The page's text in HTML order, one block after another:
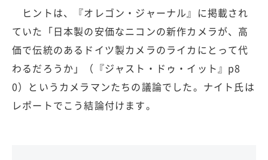
ヒントは、『オレゴン・ジャーナル』に掲載され
ていた「日本製の安価なニコンの新作カメラが、高
価で伝統のあるドイツ製カメラのライカにとって代
わるだろうか」（『ジャスト・ドゥ・イット』p8
0）というカメラマンたちの議論でした。ナイト氏は
レポートでこう結論付けます。